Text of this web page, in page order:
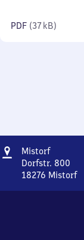
PDF (37 kB)
Adresse
MistorfMistorf
Dorfstr. 800
18276 Mistorf